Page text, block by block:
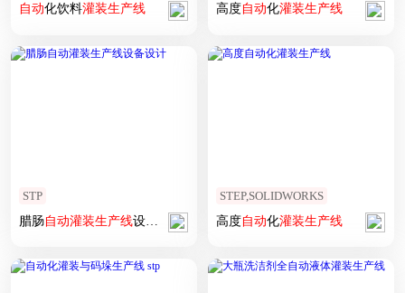
自动化饮料灌装生产线 高度自动化灌装生产线
STP
腊肠自动灌装生产线设备设计
STEP,SOLIDWORKS
高度自动化灌装生产线